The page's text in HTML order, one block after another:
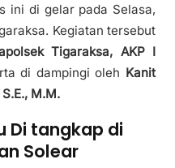
ini di gelar pada Selasa,
Kegiatan tersebut
Tigaraksa, AKP I
di dampingi oleh Kanit
M.M.
Di tangkap di
Solear